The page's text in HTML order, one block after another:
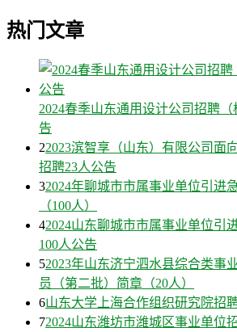
热门文章
2024春季山东通用设计公司招聘
告
22023滨智享（山东）有限公司面
招聘23人公告
32024年聊城市市属事业单位引进
（100人）
42024山东聊城市市属事业单位引
100人公告
52023年山东济宁泗水县综合类事
员（第二批）简章（20人）
6山东大学上海合作组织研究院招
72024山东潍坊市潍城区事业单位